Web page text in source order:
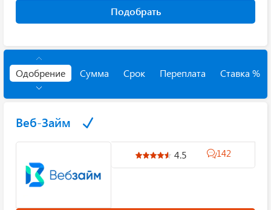
Подобрать
Одобрение Сумма Срок Переплата Ставка %
Веб-Займ
4.5 142